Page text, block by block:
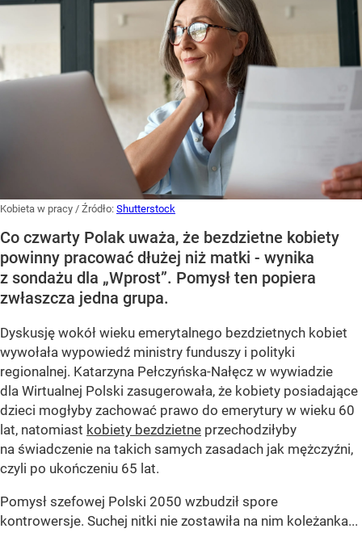
Kobieta w pracy / Źródło: Shutterstock
Co czwarty Polak uważa, że bezdzietne kobiety
powinny pracować dłużej niż matki - wynika
z sondażu dla „Wprost”. Pomysł ten popiera
zwłaszcza jedna grupa.
Dyskusję wokół wieku emerytalnego bezdzietnych kobiet
wywołała wypowiedź ministry funduszy i polityki
regionalnej. Katarzyna Pełczyńska-Nałęcz w wywiadzie
dla Wirtualnej Polski zasugerowała, że kobiety posiadające
dzieci mogłyby zachować prawo do emerytury w wieku 60
lat, natomiast kobiety bezdzietne przechodziłyby
na świadczenie na takich samych zasadach jak mężczyźni,
czyli po ukończeniu 65 lat.
Pomysł szefowej Polski 2050 wzbudził spore
kontrowersje. Suchej nitki nie zostawiła na nim koleżanka...